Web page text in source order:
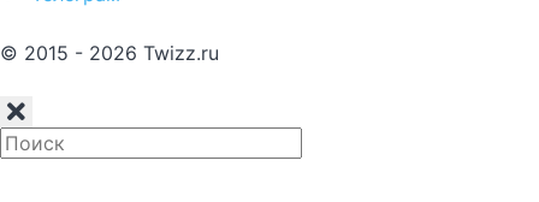
© 2015 - 2026 Twizz.ru